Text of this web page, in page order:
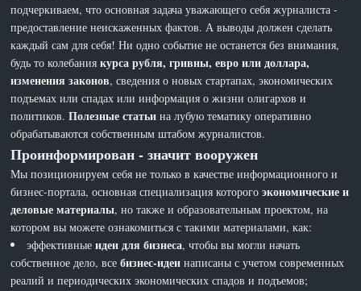
подчеркиваем, что основная задача уважающего себя журналиста -
предоставление неискаженных фактов. А выводы должен сделать
каждый сам для себя! Ни одно событие не останется без внимания,
будь то колебаниякурса рубля, гривны, евро или доллара,
изменения законов, сведения о новых стартапах, экономических
подъемах или спадах или информация о жизни олигархов и
политиков.Полезные статьи на лубую тематику оперативно
обрабатываются собственным штабом журналистов.
Проинформирован - значит вооружен
Мы позиционируем себя не только в качестве информационного и
бизнес-портала, основная специализация которогоэкономические и
деловые материалы, но также и образовательным проектом, на
котором вы можете ознакомиться с такими материалами, как:
эффективныеидеи для бизнеса, чтобы вы могли начать
собственное дело, всебизнес-идеи написаны с учетом современных
реалий и периодических экономических спадов и подъемов;